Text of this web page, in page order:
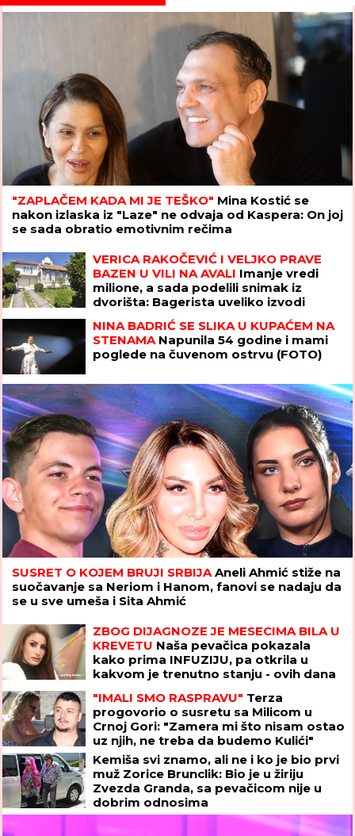
"ZAPLAČEM KADA MI JE TEŠKO" Mina Kostić se
nakon izlaska iz "Laze" ne odvaja od Kaspera: On joj
se sada obratio emotivnim rečima
VERICA RAKOČEVIĆ I VELJKO PRAVE
BAZEN U VILI NA AVALI Imanje vredi
milione, a sada podelili snimak iz
dvorišta: Bagerista uveliko izvodi
radove (Video)
NINA BADRIĆ SE SLIKA U KUPAĆEM NA
STENAMANapunila 54 godine i mami
poglede na čuvenom ostrvu (FOTO)
SUSRET O KOJEM BRUJI SRBIJAAneli Ahmić stiže na
suočavanje sa Neriom i Hanom, fanovi se nadaju da
se u sve umeša i Sita Ahmić
ZBOG DIJAGNOZE JE MESECIMA BILA U
KREVETU Naša pevačica pokazala
kako prima INFUZIJU, pa otkrila u
kakvom je trenutno stanju - ovih dana
"IMALI SMO RASPRAVU" Terza
progovorio o susretu sa Milicom u
Crnoj Gori: "Zamera mi što nisam ostao
uz njih, ne treba da budemo Kulići"
(VIDEO)
Kemiša svi znamo, ali ne i ko je bio prvi
muž Zorice Brunclik: Bio je u žiriju
Zvezda Granda, sa pevačicom nije u
dobrim odnosima